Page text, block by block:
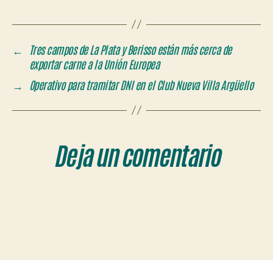
←
Tres campos de La Plata y Berisso están más cerca de
exportar carne a la Unión Europea
→
Operativo para tramitar DNI en el Club Nueva Villa Argüello
Deja un comentario